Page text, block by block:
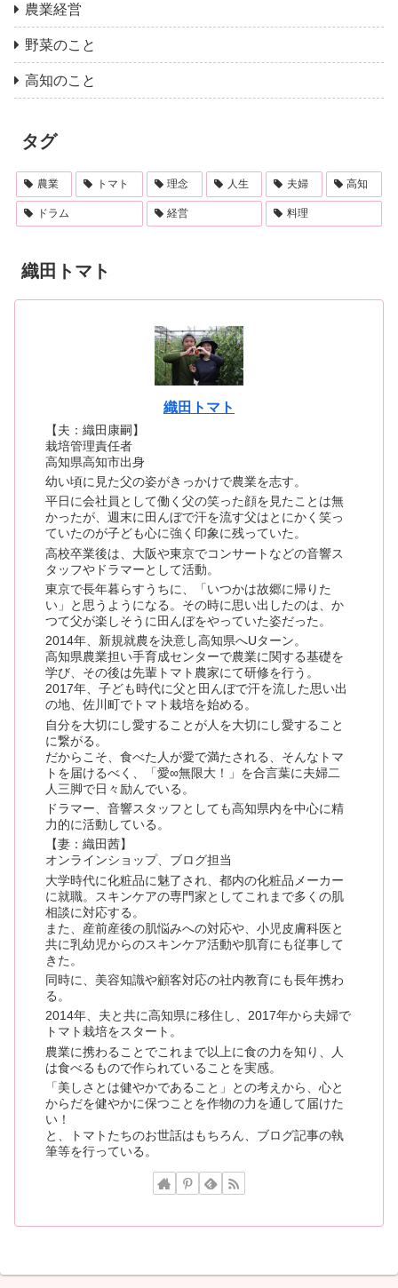
農業経営
野菜のこと
高知のこと
タグ
農業 トマト 理念 人生 夫婦 高知
ドラム 経営 料理
織田トマト
織田トマト
【夫：織田康嗣】
栽培管理責任者
高知県高知市出身
幼い頃に見た父の姿がきっかけで農業を志す。
平日に会社員として働く父の笑った顔を見たことは無
かったが、週末に田んぼで汗を流す父はとにかく笑っ
ていたのが子ども心に強く印象に残っていた。
高校卒業後は、大阪や東京でコンサートなどの音響ス
タッフやドラマーとして活動。
東京で長年暮らすうちに、「いつかは故郷に帰りた
い」と思うようになる。その時に思い出したのは、か
つて父が楽しそうに田んぼをやっていた姿だった。
2014年、新規就農を決意し高知県へUターン。
高知県農業担い手育成センターで農業に関する基礎を
学び、その後は先輩トマト農家にて研修を行う。
2017年、子ども時代に父と田んぼで汗を流した思い出
の地、佐川町でトマト栽培を始める。
自分を大切にし愛することが人を大切にし愛すること
に繋がる。
だからこそ、食べた人が愛で満たされる、そんなトマ
トを届けるべく、「愛∞無限大！」を合言葉に夫婦二
人三脚で日々励んでいる。
ドラマー、音響スタッフとしても高知県内を中心に精
力的に活動している。
【妻：織田茜】
オンラインショップ、ブログ担当
大学時代に化粧品に魅了され、都内の化粧品メーカー
に就職。スキンケアの専門家としてこれまで多くの肌
相談に対応する。
また、産前産後の肌悩みへの対応や、小児皮膚科医と
共に乳幼児からのスキンケア活動や肌育にも従事して
きた。
同時に、美容知識や顧客対応の社内教育にも長年携わ
る。
2014年、夫と共に高知県に移住し、2017年から夫婦で
トマト栽培をスタート。
農業に携わることでこれまで以上に食の力を知り、人
は食べるもので作られていることを実感。
「美しさとは健やかであること」との考えから、心と
からだを健やかに保つことを作物の力を通して届けた
い！
と、トマトたちのお世話はもちろん、ブログ記事の執
筆等を行っている。